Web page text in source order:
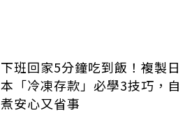
下班回家5分鐘吃到飯！複製日
本「冷凍存款」必學3技巧，自
煮安心又省事